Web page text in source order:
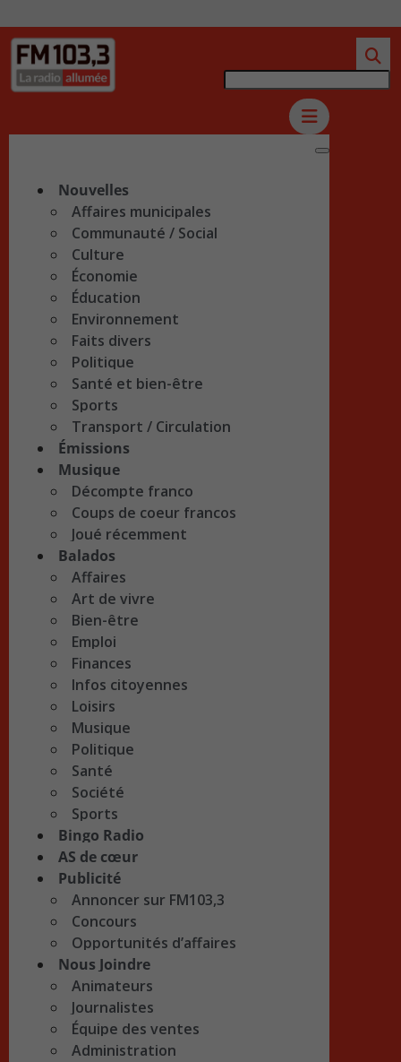
Nouvelles
Affaires municipales
Communauté / Social
Culture
Économie
Éducation
Environnement
Faits divers
Politique
Santé et bien-être
Sports
Transport / Circulation
Émissions
Musique
Décompte franco
Coups de coeur francos
Joué récemment
Balados
Affaires
Art de vivre
Bien-être
Emploi
Finances
Infos citoyennes
Loisirs
Musique
Politique
Santé
Société
Sports
Bingo Radio
AS de cœur
Publicité
Annoncer sur FM103,3
Concours
Opportunités d’affaires
Nous Joindre
Animateurs
Journalistes
Équipe des ventes
Administration